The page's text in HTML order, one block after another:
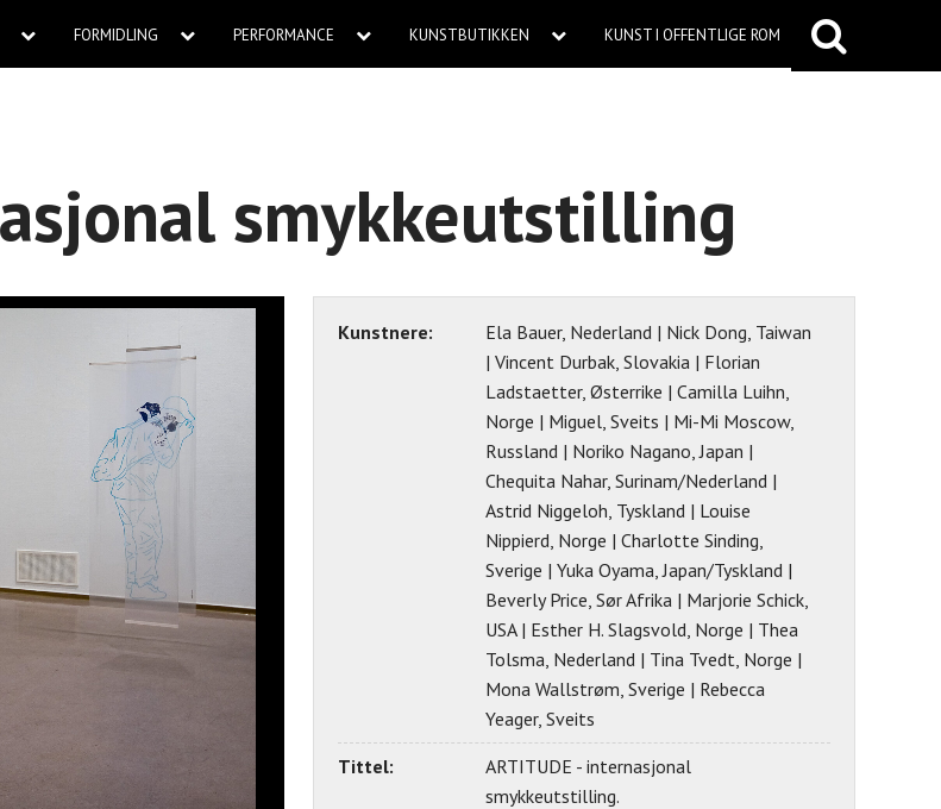
FORMIDLING PERFORMANCE KUNSTBUTIKKEN KUNST I OFFENTLIGE ROM
smykkeutstilling
Kunstnere:
Ela Bauer, Nederland | Nick Dong, Taiwan
| Vincent Durbak, Slovakia | Florian
Ladstaetter, Østerrike | Camilla Luihn,
Norge | Miguel, Sveits | Mi-Mi Moscow,
Russland | Noriko Nagano, Japan |
Chequita Nahar, Surinam/Nederland |
Astrid Niggeloh, Tyskland | Louise
Nippierd, Norge | Charlotte Sinding,
Sverige | Yuka Oyama, Japan/Tyskland |
Beverly Price, Sør Afrika | Marjorie Schick,
USA | Esther H. Slagsvold, Norge | Thea
Tolsma, Nederland | Tina Tvedt, Norge |
Mona Wallstrøm, Sverige | Rebecca
Yeager, Sveits
Tittel:
ARTITUDE - internasjonal
smykkeutstilling.